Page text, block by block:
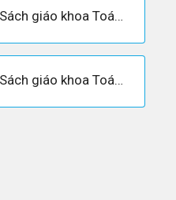
Giải bài 44 trang 130 - Sách giáo khoa Toán 9 tập 2
Giải bài 45 trang 131 - Sách giáo khoa Toán 9 tập 2